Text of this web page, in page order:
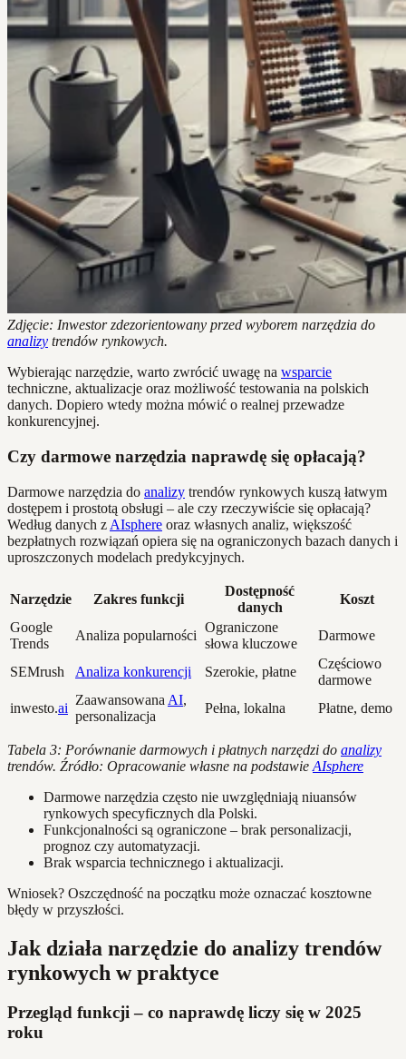
Zdjęcie: Inwestor zdezorientowany przed wyborem narzędzia do
analizy trendów rynkowych.
Wybierając narzędzie, warto zwrócić uwagę na wsparcie
techniczne, aktualizacje oraz możliwość testowania na polskich
danych. Dopiero wtedy można mówić o realnej przewadze
konkurencyjnej.
Czy darmowe narzędzia naprawdę się opłacają?
Darmowe narzędzia do analizy trendów rynkowych kuszą łatwym
dostępem i prostotą obsługi – ale czy rzeczywiście się opłacają?
Według danych z AIsphere oraz własnych analiz, większość
bezpłatnych rozwiązań opiera się na ograniczonych bazach danych i
uproszczonych modelach predykcyjnych.
Narzędzie Zakres funkcji
Dostępność
danych
Koszt
Google
Trends
Analiza popularności
Ograniczone
słowa kluczowe
Darmowe
SEMrush Analiza konkurencji Szerokie, płatne
Częściowo
darmowe
inwesto.ai
Zaawansowana AI,
personalizacja
Pełna, lokalna Płatne, demo
Tabela 3: Porównanie darmowych i płatnych narzędzi do analizy
trendów. Źródło: Opracowanie własne na podstawie AIsphere
Darmowe narzędzia często nie uwzględniają niuansów
rynkowych specyficznych dla Polski.
Funkcjonalności są ograniczone – brak personalizacji,
prognoz czy automatyzacji.
Brak wsparcia technicznego i aktualizacji.
Wniosek? Oszczędność na początku może oznaczać kosztowne
błędy w przyszłości.
Jak działa narzędzie do analizy trendów
rynkowych w praktyce
Przegląd funkcji – co naprawdę liczy się w 2025
roku